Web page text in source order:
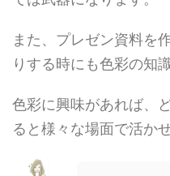
また、プレゼン資料を
りする時にも色彩の知
色彩に興味があれば、
ると様々な場面で活か